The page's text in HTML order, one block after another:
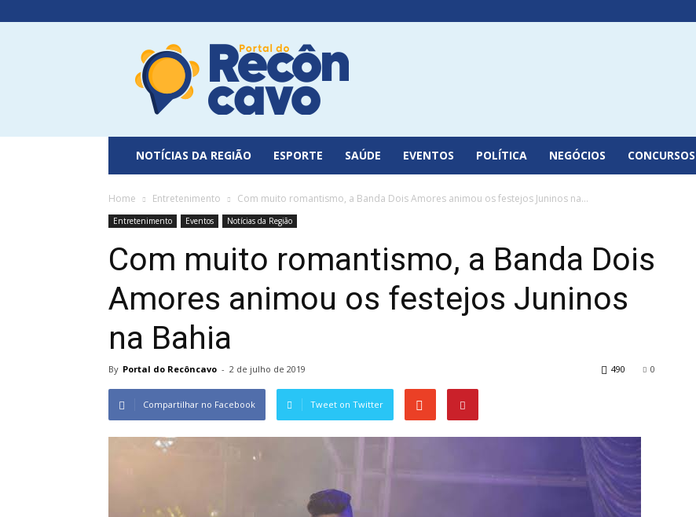
Portal
do
Recôncavo
NOTÍCIAS DA REGIÃO ESPORTE SAÚDE EVENTOS POLÍTICA NEGÓCIOS
Home Entretenimento Com muito romantismo, a Banda Dois Amores animou os festejos Juninos na...
Entretenimento Eventos Notícias da Região
Com muito romantismo, a Banda Dois
Amores animou os festejos Juninos
na Bahia
By Portal do Recôncavo - 2 de julho de 2019 0
490
Compartilhar no Facebook Tweet on Twitter